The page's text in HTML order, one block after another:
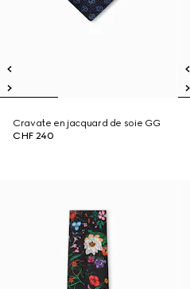
Cravate en jacquard de soie GG
CHF 240